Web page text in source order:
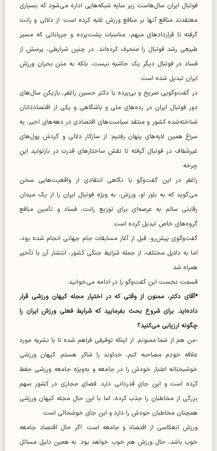
فوتبال ایران سال‌هاست زیر سایه شبکه‌هایی اداره می‌شود که بسیاری
معتقدند منافع آنها بر منافع ورزش غلبه کرده است؛ از دلالی و رانت
گرفته تا قرارداد‌های مبهم، مناسبات پشت‌پرده و جریاناتی که مسیر
طبیعی رشد فوتبال را منحرف کرده‌اند. در چنین شرایطی، پرسش از
فساد در فوتبال دیگر یک حاشیه نیست، بلکه به متن بحران ورزش
ایران تبدیل شده است.
در گفت‌وگویی صریح و بی‌پرده با دکتر حسین راغفر، بازیکن سال‌های
دور فوتبال ایران در رده‌های ملی و باشگاهی و یکی از اقتصاددانان
شناخته‌شده کشور و منتقد سیاست‌های اقتصادی در دهه‌های اخیر، به
سراغ همین لایه‌های پنهان رفتیم؛ از سازکار دلالی و گردش پول‌های
غیرشفاف در فوتبال گرفته تا نقش ساختار‌های قدرت در بازتولید این
چرخه.
راغفر در این گفت‌و‌گو با نگاهی انتقادی از واقعیت‌هایی سخن
می‌گوید که به باور او، ورزش، به ویژه فوتبال ایران را از یک میدان
رقابتی سالم به عرصه‌ای برای توزیع رانت، فساد و تأمین منافع
گروه‌های خاص تبدیل کرده است.
گفت‌وگوی پیش‌رو، قبل از آغاز مسابقات جام جهانی انجام شده بود،
اما به دلایل مختلف، از جمله شرایط جنگی کشور، انتشار آن با تأخیر
همراه شد.
قسمت نخست این گفت‌و‌گو را در ادامه می‌خوانید.
*آقای دکتر، ممنون از وقتی که در اختیار مجله کیهان ورزشی قرار
داده‌اید. برای شروع بحث بفرمایید که شرایط فعلی ورزش ایران را
چگونه ارزیابی می‌کنید؟
-من هم از شما ممنونم. از اینکه توفیقی فراهم شده تا با نشریه مورد
علاقه خودم مصاحبه کنم، خداوند را شاکر هستم. کیهان ورزشی
خوشبختانه اعتبار خودش را در جامعه و به‌ویژه جامعه ورزشی حفظ
کرده است و این جای قدردانی دارد. فضای مجازی در کشور سهم
بزرگی از مخاطبان را جذب کرده، اما با این حال مجله کیهان ورزشی
همچنان مخاطبان خودش را دارد و این جای خوشحالی است.
ورزش انعکاسی از اقتصاد و جامعه است. اگر حال اقتصاد جامعه
خوب باشد، حال ورزش هم خوب خواهد بود. به همین دلیل مسائل